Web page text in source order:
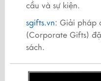
cầu và sự kiện.
sgifts.vn: Giải pháp
(Corporate Gifts)
sách.